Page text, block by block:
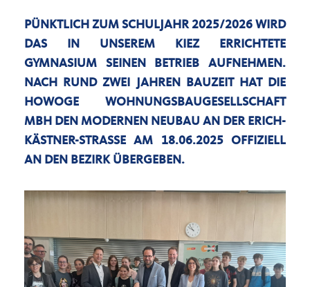
PÜNKTLICH ZUM SCHULJAHR 2025/2026 WIRD
DAS IN UNSEREM KIEZ ERRICHTETE
GYMNASIUM SEINEN BETRIEB AUFNEHMEN.
NACH RUND ZWEI JAHREN BAUZEIT HAT DIE
HOWOGE WOHNUNGSBAUGESELLSCHAFT
MBH DEN MODERNEN NEUBAU AN DER ERICH-
KÄSTNER-STRASSE AM 18.06.2025 OFFIZIELL A
N DEN BEZIRK ÜBERGEBEN.